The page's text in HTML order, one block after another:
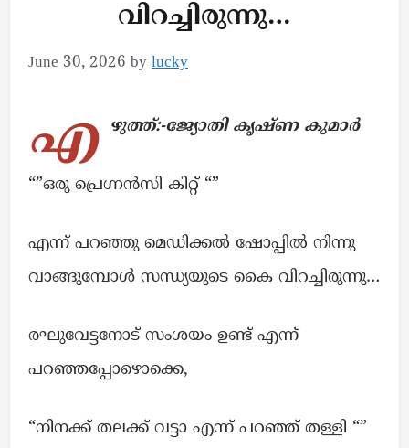
വിറച്ചിരുന്നു…
June 30, 2026 by lucky
എ ഴുത്ത്:-ജ്യോതി കൃഷ്ണ കുമാർ
“”ഒരു പ്രെഗ്നൻസി കിറ്റ് “”
എന്ന് പറഞ്ഞു മെഡിക്കൽ ഷോപ്പിൽ നിന്നു
വാങ്ങുമ്പോൾ സന്ധ്യയുടെ കൈ വിറച്ചിരുന്നു…
രഘുവേട്ടനോട് സംശയം ഉണ്ട് എന്ന്
പറഞ്ഞപ്പോഴൊക്കെ,
“നിനക്ക് തലക്ക് വട്ടാ എന്ന് പറഞ്ഞ് തള്ളി “”